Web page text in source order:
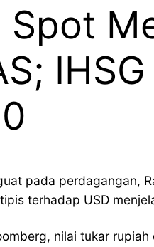
Spot
pada perdagangan,
terhadap USD
nilai tukar